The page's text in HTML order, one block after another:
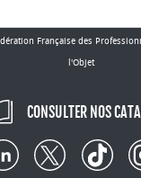
Française des
l'Objet
CONSULTER NOS